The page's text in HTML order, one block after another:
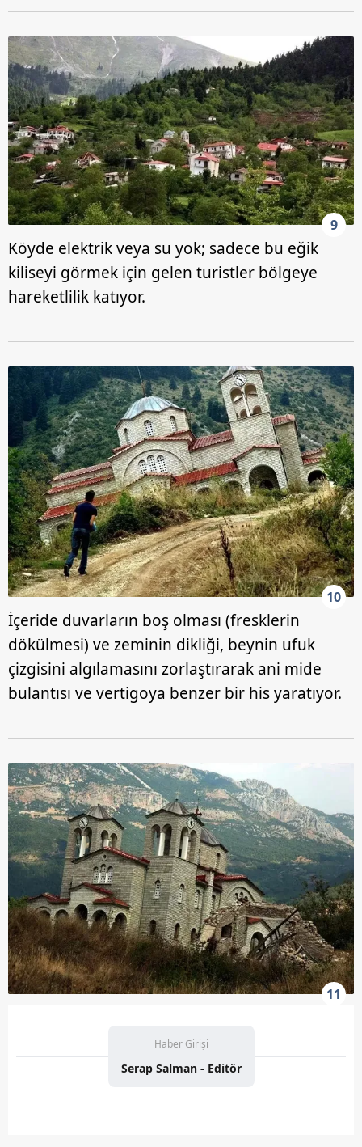
9
Köyde elektrik veya su yok; sadece bu eğik
kiliseyi görmek için gelen turistler bölgeye
hareketlilik katıyor.
10
İçeride duvarların boş olması (fresklerin
dökülmesi) ve zeminin dikliği, beynin ufuk
çizgisini algılamasını zorlaştırarak ani mide
bulantısı ve vertigoya benzer bir his yaratıyor.
11
Haber Girişi
Serap Salman - Editör